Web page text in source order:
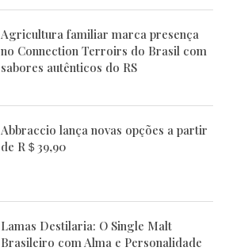
Agricultura familiar marca presença
no Connection Terroirs do Brasil com
sabores autênticos do RS
Abbraccio lança novas opções a partir
de R＄39,90
Lamas Destilaria: O Single Malt
Brasileiro com Alma e Personalidade